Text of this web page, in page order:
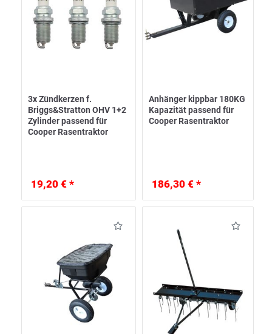
3x Zündkerzen f.
Briggs&Stratton OHV 1+2
Zylinder passend für
Cooper Rasentraktor
19,20 € *
Anhänger kippbar 180KG
Kapazität passend für
Cooper Rasentraktor
186,30 € *